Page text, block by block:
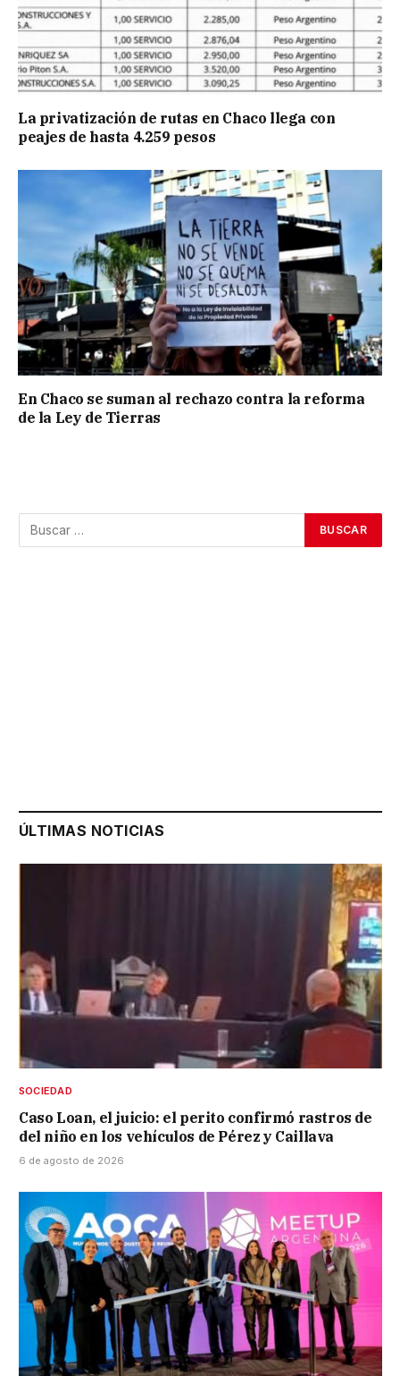
La privatización de rutas en Chaco llega con
peajes de hasta 4.259 pesos
En Chaco se suman al rechazo contra la reforma
de la Ley de Tierras
ÚLTIMAS NOTICIAS
SOCIEDAD
Caso Loan, el juicio: el perito confirmó rastros de
del niño en los vehículos de Pérez y Caillava
6 de agosto de 2026